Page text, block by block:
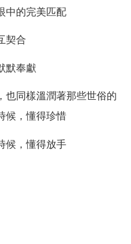
中的完美匹配
契合
默奉獻
也同樣溫潤著那些世俗的
候，懂得珍惜
候，懂得放手